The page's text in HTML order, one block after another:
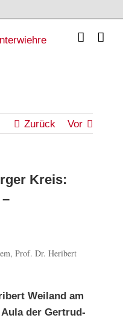
Zurück Vor
Kreis:
Prof. Dr. Heribert
Weiland am
der Gertrud-